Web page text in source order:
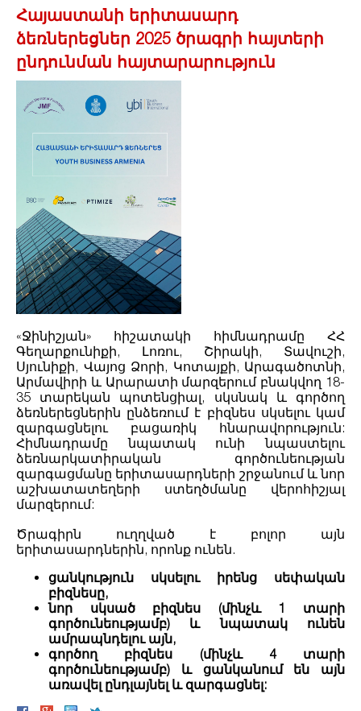
Հայաստանի երիտասարդ
ձեռներեցներ 2025 ծրագրի հայտերի
ընդունման հայտարարություն
«Ջինիշյան» հիշատակի հիմնադրամը ՀՀ
Գեղարքունիքի, Լոռու, Շիրակի, Տավուշի,
Սյունիքի, Վայոց Ձորի, Կոտայքի, Արագածոտնի,
Արմավիրի և Արարատի մարզերում բնակվող 18-
35 տարեկան պոտենցիալ, սկսնակ և գործող
ձեռներեցներին ընձեռում է բիզնես սկսելու կամ
զարգացնելու բացառիկ հնարավորություն:
Հիմնադրամը նպատակ ունի նպաստելու
ձեռնարկատիրական գործունեության
զարգացմանը երիտասարդների շրջանում և նոր
աշխատատեղերի ստեղծմանը վերոհիշյալ
մարզերում:
Ծրագիրն ուղղված է բոլոր այն
երիտասարդներին, որոնք ունեն.
ցանկություն սկսելու իրենց սեփական
բիզնեսը,
նոր սկսած բիզնես (մինչև 1 տարի
գործունեությամբ) և նպատակ ունեն
ամրապնդելու այն,
գործող բիզնես (մինչև 4 տարի
գործունեությամբ) և ցանկանում են այն
առավել ընդլայնել և զարգացնել: